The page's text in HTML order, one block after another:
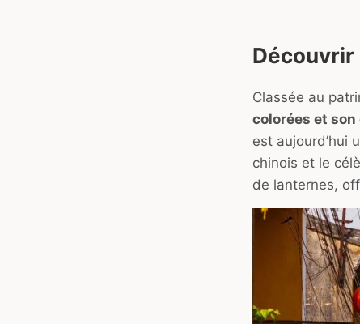
Découvrir
Classée au
colorées et son
est aujourd’hui
chinois et le
de lanternes,